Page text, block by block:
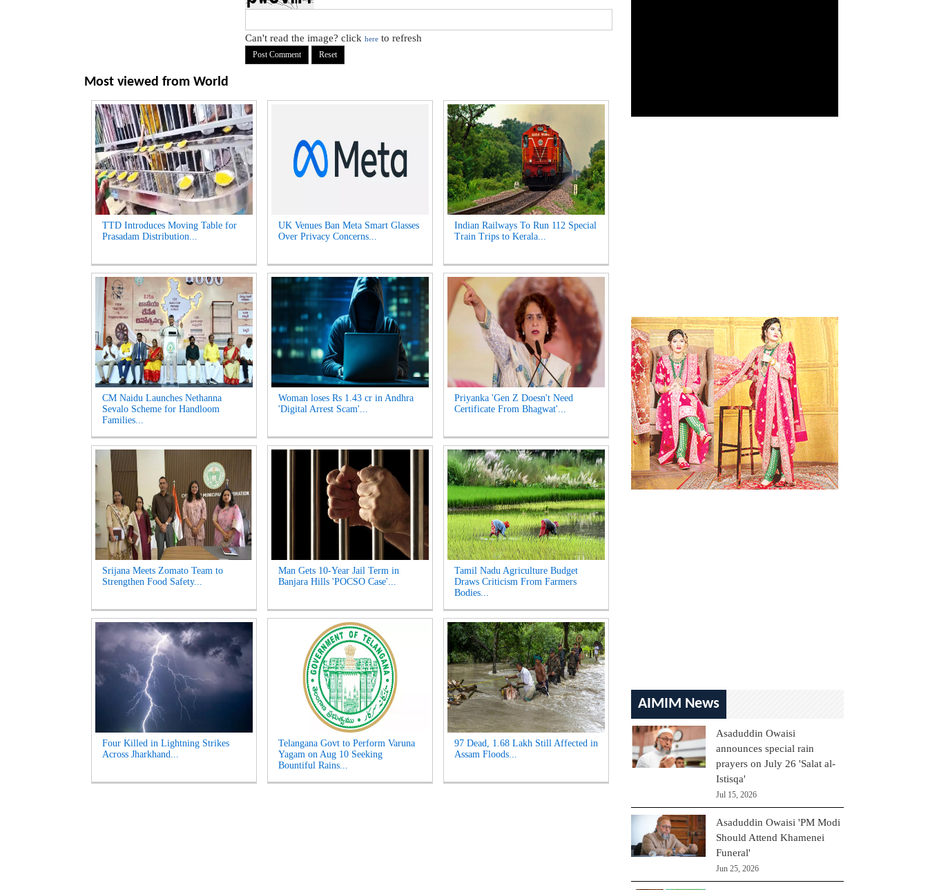
Can't read the image? click here to refresh
Most viewed from World
TTD Introduces Moving Table for
Prasadam Distribution...
UK Venues Ban Meta Smart Glasses
Over Privacy Concerns...
Indian Railways To Run 112 Special
Train Trips to Kerala...
CM Naidu Launches Nethanna
Sevalo Scheme for Handloom
Families...
Woman loses Rs 1.43 cr in Andhra
'Digital Arrest Scam'...
Priyanka 'Gen Z Doesn't Need
Certificate From Bhagwat'...
Srijana Meets Zomato Team to
Strengthen Food Safety...
Man Gets 10-Year Jail Term in
Banjara Hills 'POCSO Case'...
Tamil Nadu Agriculture Budget
Draws Criticism From Farmers
Bodies...
Four Killed in Lightning Strikes
Across Jharkhand...
Telangana Govt to Perform Varuna
Yagam on Aug 10 Seeking
Bountiful Rains...
97 Dead, 1.68 Lakh Still Affected in
Assam Floods...
AIMIM News
Asaduddin Owaisi
announces special rain
prayers on July 26 'Salat al-
Istisqa'
Jul 15, 2026
Asaduddin Owaisi 'PM Modi
Should Attend Khamenei
Funeral'
Jun 25, 2026